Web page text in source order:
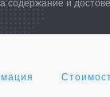
содержание и